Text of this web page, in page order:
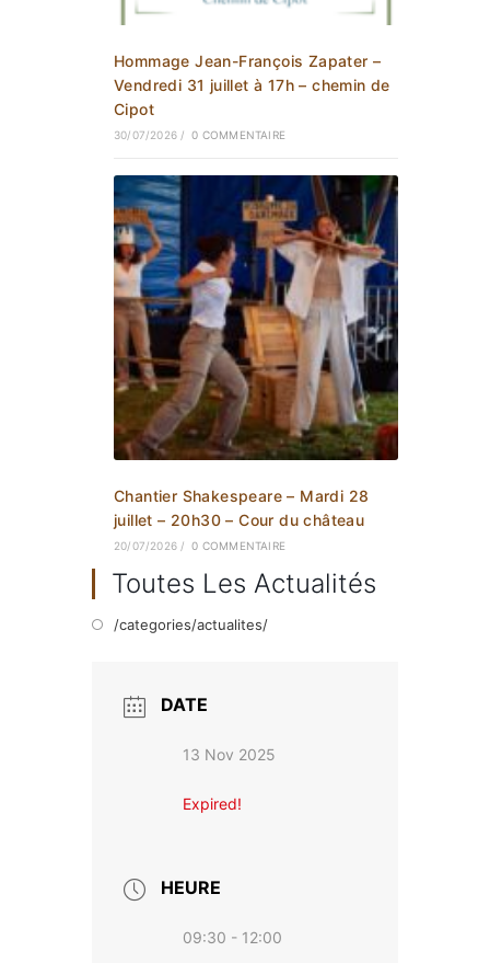
Hommage Jean-François Zapater –
Vendredi 31 juillet à 17h – chemin de
Cipot
30/07/2026 / 0 COMMENTAIRE
Chantier Shakespeare – Mardi 28
juillet – 20h30 – Cour du château
20/07/2026 / 0 COMMENTAIRE
Toutes Les Actualités
/categories/actualites/
DATE
13 Nov 2025
Expired!
HEURE
09:30 - 12:00